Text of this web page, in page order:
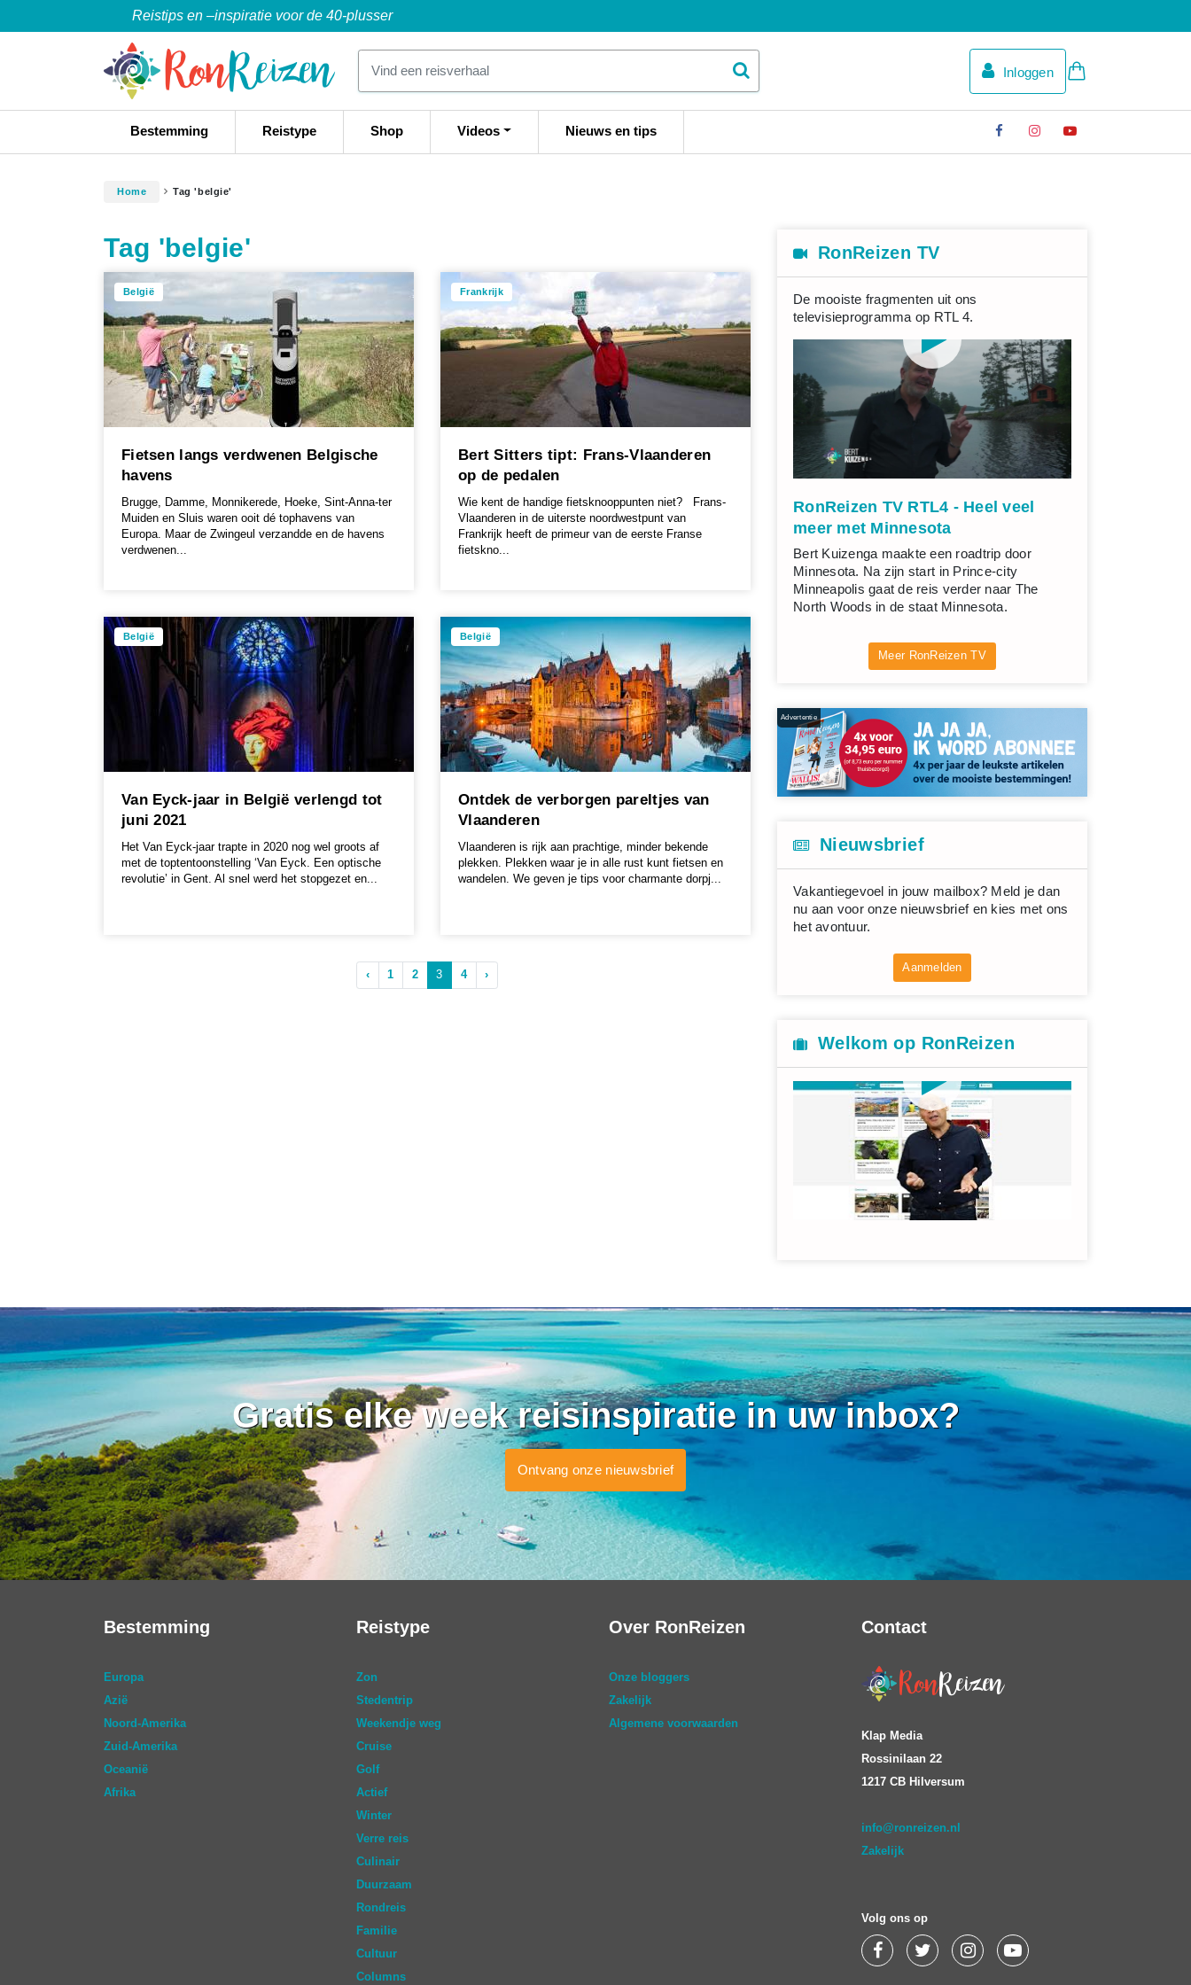
Reistips en –inspiratie voor de 40-plusser
Inloggen
Bestemming Reistype Shop Videos Nieuws en tips
Home Tag 'belgie'
Tag 'belgie'
België
Fietsen langs verdwenen Belgische
havens
Brugge, Damme, Monnikerede, Hoeke, Sint-Anna-ter
Muiden en Sluis waren ooit dé tophavens van
Europa. Maar de Zwingeul verzandde en de havens
verdwenen...
Frankrijk
Bert Sitters tipt: Frans-Vlaanderen
op de pedalen
Wie kent de handige fietsknooppunten niet? Frans-
Vlaanderen in de uiterste noordwestpunt van
Frankrijk heeft de primeur van de eerste Franse
fietskno...
België
Van Eyck-jaar in België verlengd tot
juni 2021
Het Van Eyck-jaar trapte in 2020 nog wel groots af
met de toptentoonstelling ‘Van Eyck. Een optische
revolutie’ in Gent. Al snel werd het stopgezet en...
België
Ontdek de verborgen pareltjes van
Vlaanderen
Vlaanderen is rijk aan prachtige, minder bekende
plekken. Plekken waar je in alle rust kunt fietsen en
wandelen. We geven je tips voor charmante dorpj...
‹ 1 2 3 4 ›
RonReizen TV
De mooiste fragmenten uit ons
televisieprogramma op RTL 4.
RonReizen TV RTL4 - Heel veel
meer met Minnesota
Bert Kuizenga maakte een roadtrip door
Minnesota. Na zijn start in Prince-city
Minneapolis gaat de reis verder naar The
North Woods in de staat Minnesota.
Meer RonReizen TV
Advertentie
Nieuwsbrief
Vakantiegevoel in jouw mailbox? Meld je dan
nu aan voor onze nieuwsbrief en kies met ons
het avontuur.
Aanmelden
Welkom op RonReizen
Gratis elke week reisinspiratie in uw inbox?
Ontvang onze nieuwsbrief
Bestemming
Europa
Azië
Noord-Amerika
Zuid-Amerika
Oceanië
Afrika
Reistype
Zon
Stedentrip
Weekendje weg
Cruise
Golf
Actief
Winter
Verre reis
Culinair
Duurzaam
Rondreis
Familie
Cultuur
Columns
Over RonReizen
Onze bloggers
Zakelijk
Algemene voorwaarden
Contact
Klap Media
Rossinilaan 22
1217 CB Hilversum
info@ronreizen.nl
Zakelijk
Volg ons op